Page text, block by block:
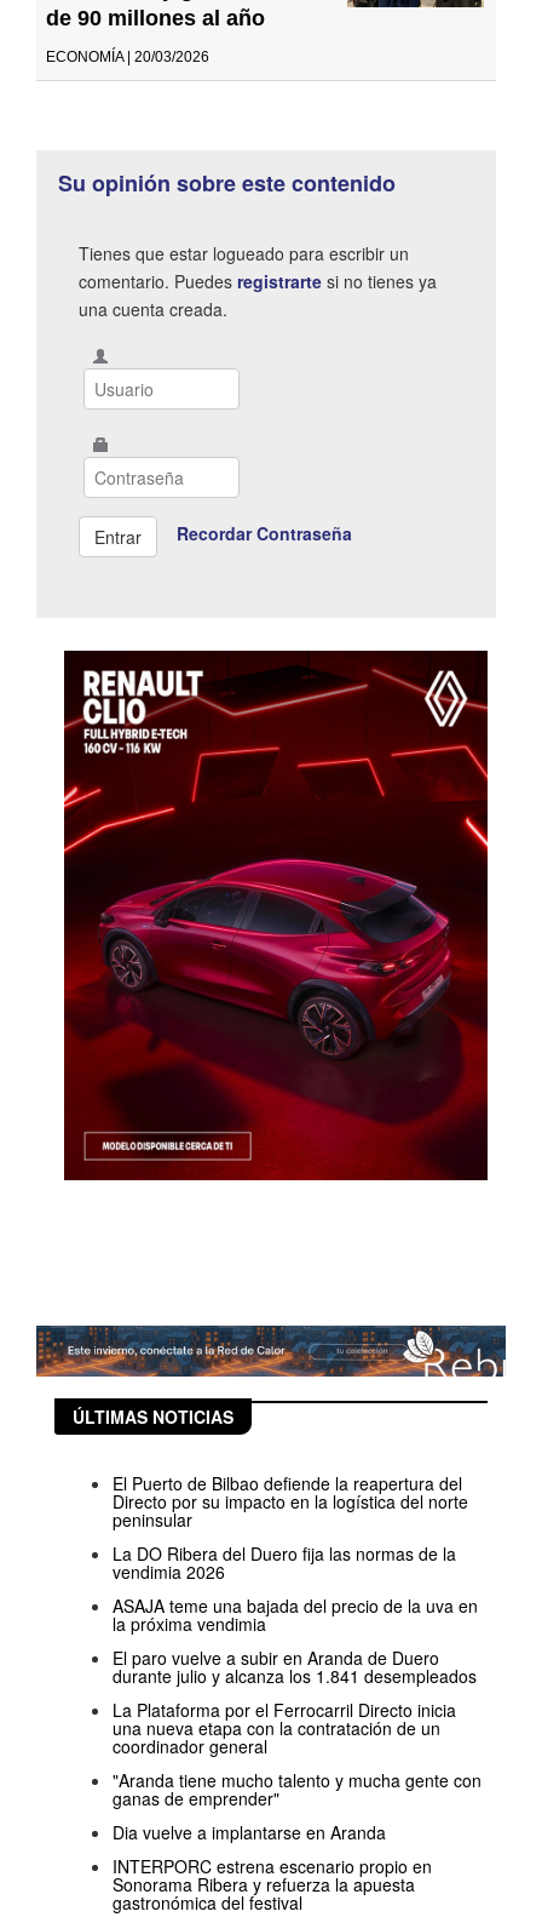
de 90 millones al año
ECONOMÍA | 20/03/2026
Su opinión sobre este contenido
Tienes que estar logueado para escribir un
comentario. Puedes registrarte si no tienes ya
una cuenta creada.
Recordar Contraseña
ÚLTIMAS NOTICIAS
El Puerto de Bilbao defiende la reapertura del
Directo por su impacto en la logística del norte
peninsular
La DO Ribera del Duero fija las normas de la
vendimia 2026
ASAJA teme una bajada del precio de la uva en
la próxima vendimia
El paro vuelve a subir en Aranda de Duero
durante julio y alcanza los 1.841 desempleados
La Plataforma por el Ferrocarril Directo inicia
una nueva etapa con la contratación de un
coordinador general
"Aranda tiene mucho talento y mucha gente con
ganas de emprender"
Dia vuelve a implantarse en Aranda
INTERPORC estrena escenario propio en
Sonorama Ribera y refuerza la apuesta
gastronómica del festival